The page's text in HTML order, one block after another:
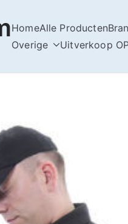
HomeAlle Producten
Overige
Uitverkoop